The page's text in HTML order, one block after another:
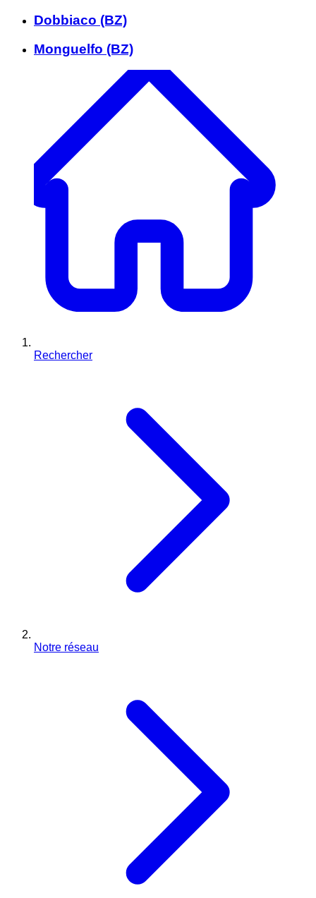
Dobbiaco (BZ)
Monguelfo (BZ)
Rechercher
Notre réseau